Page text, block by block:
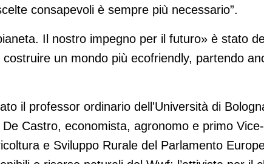
consapevoli è sempre più necessario”.
Il nostro impegno per il futuro» è stato
un mondo più ecofriendly, partendo
il professor ordinario dell'Università di
Castro, economista, agronomo e primo Vice-
e Sviluppo Rurale del Parlamento